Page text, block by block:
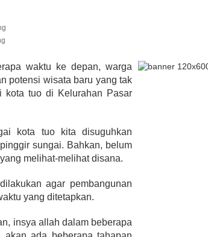
waktu ke depan, warga
potensi wisata baru yang tak
kota tuo di Kelurahan Pasar
kota tuo kita disuguhkan
sungai. Bahkan, belum
melihat-melihat disana.
agar pembangunan
yang ditetapkan.
insya allah dalam beberapa
Satu
393 Peserta MTQ ke-XXXV Siap
Tempur Rebut Juara Dibuka